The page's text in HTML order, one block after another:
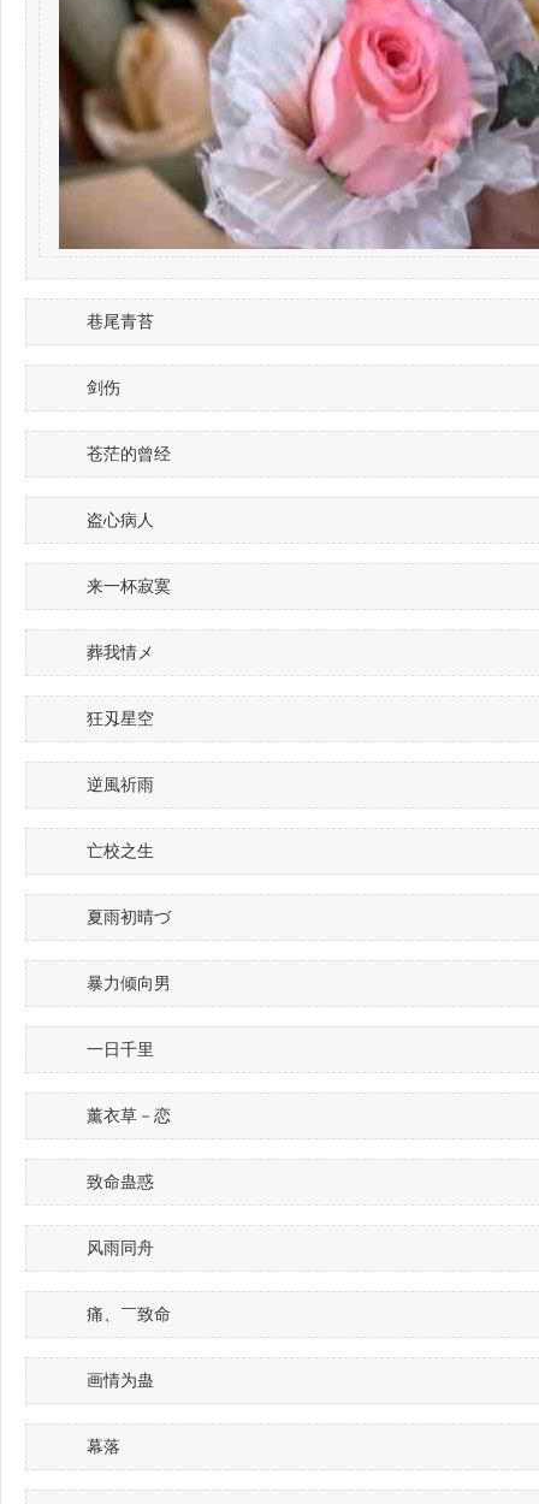
巷尾青苔
剑伤
苍茫的曾经
盗心病人
来一杯寂寞
葬我情メ
狂刄星空
逆風祈雨
亡校之生
夏雨初晴づ
暴力倾向男
一日千里
薰衣草－恋
致命蛊惑
风雨同舟
痛、￣致命
画情为蛊
幕落